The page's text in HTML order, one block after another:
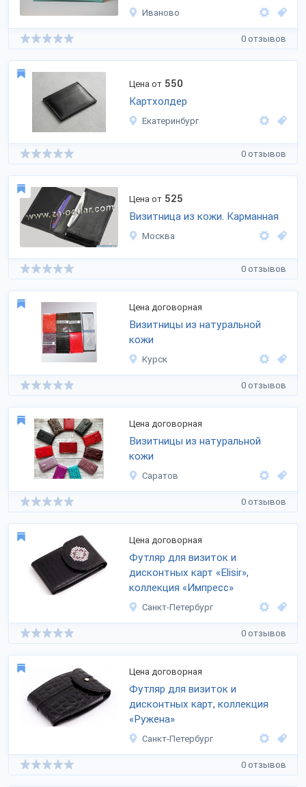
Иваново
0 отзывов
Цена от 550
Картхолдер
Екатеринбург
0 отзывов
Цена от 525
Визитница из кожи. Карманная
Москва
0 отзывов
Цена договорная
Визитницы из натуральной
кожи
Курск
0 отзывов
Цена договорная
Визитницы из натуральной
кожи
Саратов
0 отзывов
Цена договорная
Футляр для визиток и
дисконтных карт «Elisir»,
коллекция «Импресс»
Санкт-Петербург
0 отзывов
Цена договорная
Футляр для визиток и
дисконтных карт, коллекция
«Ружена»
Санкт-Петербург
0 отзывов